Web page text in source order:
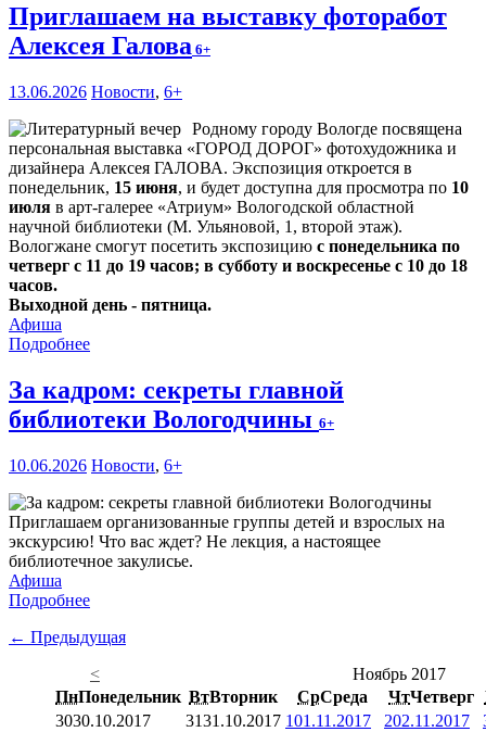
Приглашаем на выставку фоторабот
Алексея Галова 6+
13.06.2026 Новости, 6+
Родному городу Вологде посвящена
персональная выставка «ГОРОД ДОРОГ» фотохудожника и
дизайнера Алексея ГАЛОВА. Экспозиция откроется в
понедельник, 15 июня, и будет доступна для просмотра по 10
июля в арт-галерее «Атриум» Вологодской областной
научной библиотеки (М. Ульяновой, 1, второй этаж).
Вологжане смогут посетить экспозицию с понедельника по
четверг с 11 до 19 часов; в субботу и воскресенье с 10 до 18
часов.
Выходной день - пятница.
Афиша
Подробнее
За кадром: секреты главной
библиотеки Вологодчины 6+
10.06.2026 Новости, 6+
Приглашаем организованные группы детей и взрослых на
экскурсию! Что вас ждет? Не лекция, а настоящее
библиотечное закулисье.
Афиша
Подробнее
← Предыдущая
<
Ноябрь 2017
ПнПонедельник ВтВторник СрСреда ЧтЧетверг
3030.10.2017 3131.10.2017 101.11.2017 202.11.2017